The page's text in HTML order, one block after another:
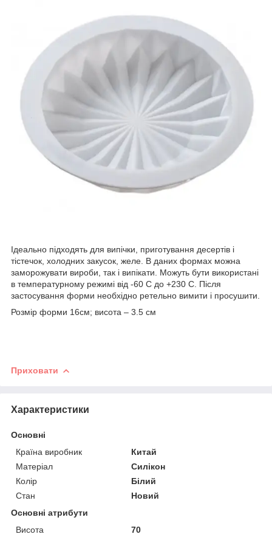
Ідеально підходять для випічки, приготування десертів і
тістечок, холодних закусок, желе. В даних формах можна
заморожувати вироби, так і випікати. Можуть бути використані
в температурному режимі від -60 С до +230 С. Після
застосування форми необхідно ретельно вимити і просушити.
Розмір форми 16см; висота – 3.5 см
Приховати
Характеристики
Основні
Країна виробник
Китай
Матеріал
Силікон
Колір
Білий
Стан
Новий
Основні атрибути
Висота
70